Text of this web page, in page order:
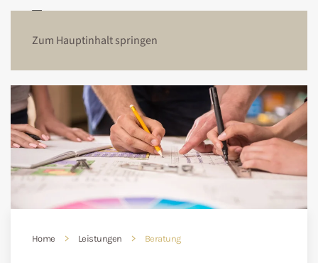
Zum Hauptinhalt springen
Home Leistungen Beratung